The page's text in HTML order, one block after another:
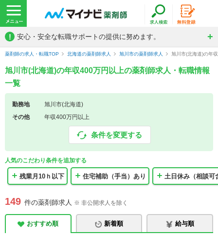
! 安心・安全な転職サポートの提供に努めます。
薬剤師の求人・転職TOP 北海道の薬剤師求人 旭川市の薬剤師求人 旭川市(北海道)の年
旭川市(北海道)の年収400万円以上の薬剤師求人・転職情報
一覧
勤務地
旭川市(北海道)
その他
年収400万円以上
条件を変更する
人気のこだわり条件を追加する
残業月10ｈ以下 住宅補助（手当）あり 土日休み（相談可
149 件の薬剤師求人 ※ 非公開求人を除く
おすすめ順 新着順 給与順